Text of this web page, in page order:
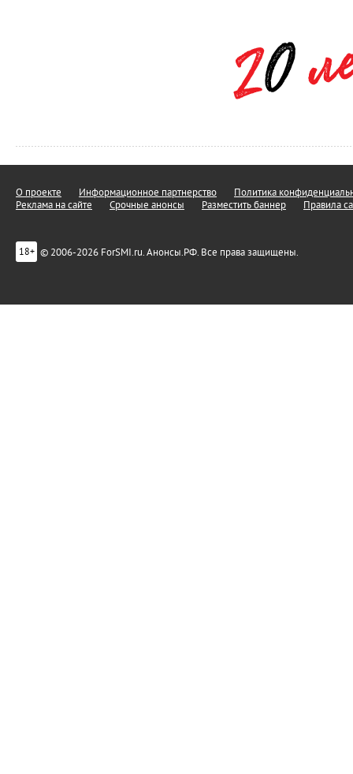
О проекте Информационное партнерство
Политика
Реклама на сайте
Срочные анонсы Разместить баннер Правила
18+ © 2006-2026 ForSMI.ru. Анонсы.РФ. Все права защищены.